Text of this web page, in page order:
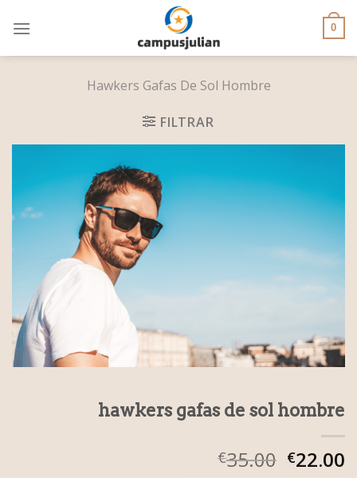
0
Hawkers Gafas De Sol Hombre
FILTRAR
hawkers gafas de sol hombre
€35.00 €22.00